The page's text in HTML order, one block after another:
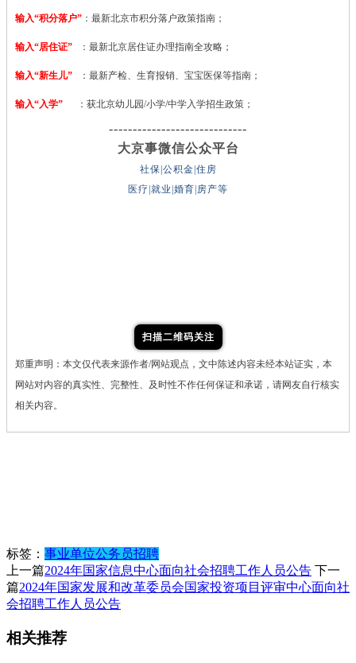
输入“积分落户” ：最新北京市积分落户政策指南；
输入“居住证” ：最新北京居住证办理指南全攻略；
输入“新生儿” ：最新产检、生育报销、宝宝医保等指南；
输入“入学” ：获北京幼儿园/小学/中学入学招生政策；
-----------------------------
大京事微信公众平台
社保|公积金|住房
医疗|就业|婚育|房产等
扫描二维码关注
郑重声明：本文仅代表来源作者/网站观点，文中陈述内容未经本站证实，本
网站对内容的真实性、完整性、及时性不作任何保证和承诺，请网友自行核实
相关内容。
标签： 事业单位公务员招聘
上一篇2024年国家信息中心面向社会招聘工作人员公告 下一
篇2024年国家发展和改革委员会国家投资项目评审中心面向社
会招聘工作人员公告
相关推荐